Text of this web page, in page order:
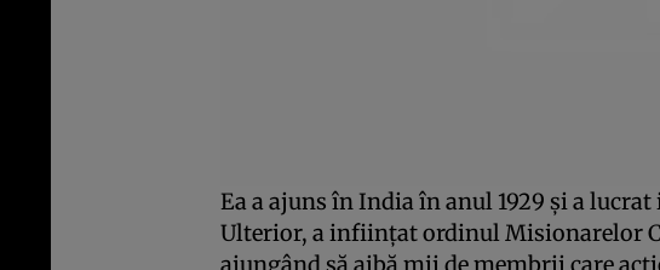
Ea a ajuns în India în anul 1929 şi a
Ulterior, a infiinţat ordinul Misionarelor